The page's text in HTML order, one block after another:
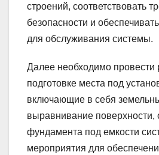
строений, соответствовать
безопасности и
для обслуживания системы.
Далее необходимо провести
подготовке места под
включающие в себя
выравнивание поверхности,
фундамента под емкости
мероприятия для